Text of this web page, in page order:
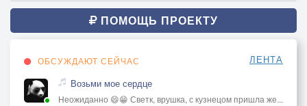
ПОМОЩЬ ПРОЕКТУ
ОБСУЖДАЮТ СЕЙЧАС ЛЕНТА
Возьми мое сердце
Неожиданно 😄😁 Светк, врушка, с кузнецом пришла же...